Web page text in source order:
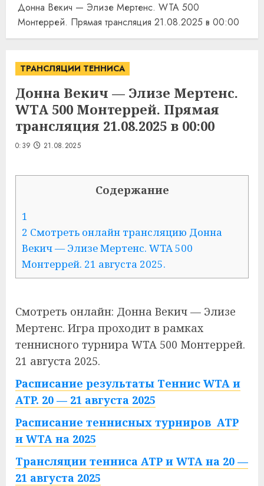
Донна Векич — Элизе Мертенс. WTA 500
Монтеррей. Прямая трансляция 21.08.2025 в 00:00
ТРАНСЛЯЦИИ ТЕННИСА
Донна Векич — Элизе Мертенс.
WTA 500 Монтеррей. Прямая
трансляция 21.08.2025 в 00:00
0:39 21.08.2025
Содержание
1
2 Смотреть онлайн трансляцию Донна
Векич — Элизе Мертенс. WTA 500
Монтеррей. 21 августа 2025.
Смотреть онлайн: Донна Векич — Элизе
Мертенс. Игра проходит в рамках
теннисного турнира WTA 500 Монтеррей.
21 августа 2025.
Расписание результаты Теннис WTA и
ATP. 20 — 21 августа 2025
Расписание теннисных турниров ATP
и WTA на 2025
Трансляции тенниса ATP и WTA на 20 —
21 августа 2025